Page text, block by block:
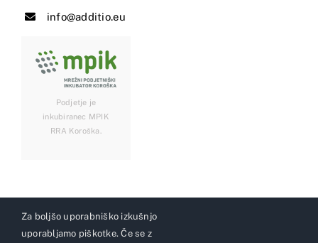
info@additio.eu
Podjetje je
inkubiranec MPIK
RRA Koroška.
Za boljšo uporabniško izkušnjo
uporabljamo piškotke. Če se z